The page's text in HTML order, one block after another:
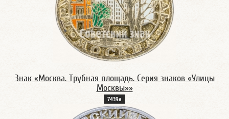
Знак «Москва. Трубная площадь. Серия знаков «Улицы
Москвы»»
7439а